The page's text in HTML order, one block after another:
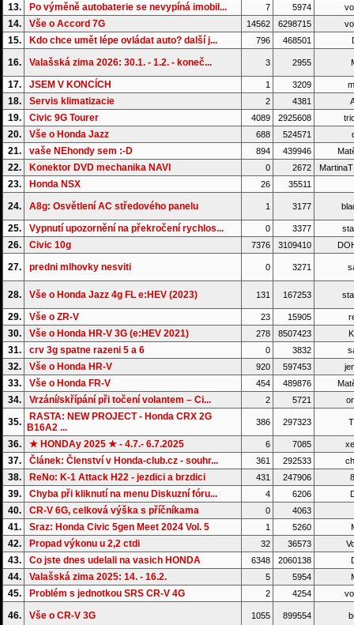
13. Po výměně autobaterie se nevypíná imobil... 7 5974
14. Vše o Accord 7G 14562 6298715
15. Kdo chce umět lépe ovládat auto? další j... 796 468501
16. Valašská zima 2026: 30.1. - 1.2. - koneč... 3 2955
17. JSEM V KONCÍCH 1 3209
18. Servis klimatizacie 2 4381
19. Civic 9G Tourer 4089 2925608
20. Vše o Honda Jazz 688 524571
21. vaše NEhondy sem :-D 894 439946
22. Konektor DVD mechanika NAVI 0 2672
23. Honda NSX 26 35511
24. A8g: Osvětlení AC středového panelu 1 3177
25. Vypnutí upozornění na překročení rychlos... 0 3377
26. Civic 10g 7376 3109410
27. predni mlhovky nesviti 0 3271
28. Vše o Honda Jazz 4g FL e:HEV (2023) 131 167253
29. Vše o ZR-V 23 15905
30. Vše o Honda HR-V 3G (e:HEV 2021) 278 8507423
31. crv 3g spatne razeni 5 a 6 0 3832
32. Vše o Honda HR-V 920 597453
33. Vše o Honda FR-V 454 489876
34. Vrzání/skřípání při točení volantem – Ci... 2 5721
35.
RASTA: NEW PROJECT - Honda CRX 2G
B16A2 ...
386 297323
36. ★ HONDAy 2025 ★ - 4.7.- 6.7.2025 6 7085
37. Článek: Členství v Honda-club.cz - souhr... 361 292533
38. ReNo: K-1 Attack H22 - jezdici a brzdici 431 247906
39. Chyba při kliknutí na menu Diskuzní fóru... 4 6206
40. CR-V 6G, celková výška s příčníkama 0 4063
41. Sraz: Honda Civic 5gen Meet 2024 Vol. 5 1 5260
42. Propad výkonu u 2,2 ctdi 32 36573
43. Co jste dnes udelali na vasich HONDA 6348 2060138
44. Valašská zima 2025: 14. - 16.2. 5 5954
45. Problém s jednotkou SRS CR-V 4G 2 4254
46. Vše o CR-V 3G 1055 899554